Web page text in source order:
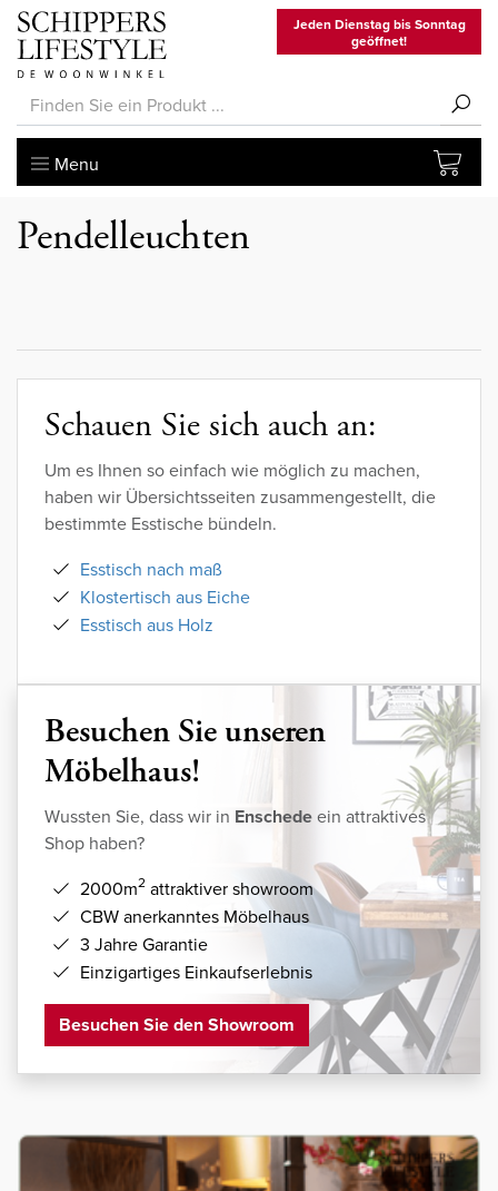
Jeden Dienstag bis Sonntag
geöffnet!
Menu
Pendelleuchten
Schauen Sie sich auch an:
Um es Ihnen so einfach wie möglich zu machen,
haben wir Übersichtsseiten zusammengestellt, die
bestimmte Esstische bündeln.
Esstisch nach maß
Klostertisch aus Eiche
Esstisch aus Holz
Besuchen Sie unseren
Möbelhaus!
Wussten Sie, dass wir in Enschedeein attraktives
Shop haben?
2000m2 attraktiver showroom
CBW anerkanntes Möbelhaus
3 Jahre Garantie
Einzigartiges Einkaufserlebnis
Besuchen Sie den Showroom